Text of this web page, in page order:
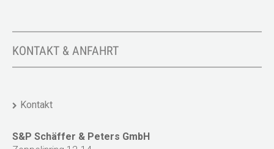
KONTAKT & ANFAHRT
Kontakt
S&P Schäffer & Peters GmbH